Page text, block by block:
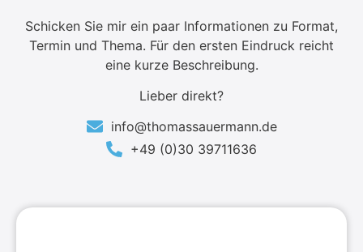
Schicken Sie mir ein paar Informationen zu Format,
Termin und Thema. Für den ersten Eindruck reicht
eine kurze Beschreibung.
Lieber direkt?
info@thomassauermann.de
+49 (0)30 39711636